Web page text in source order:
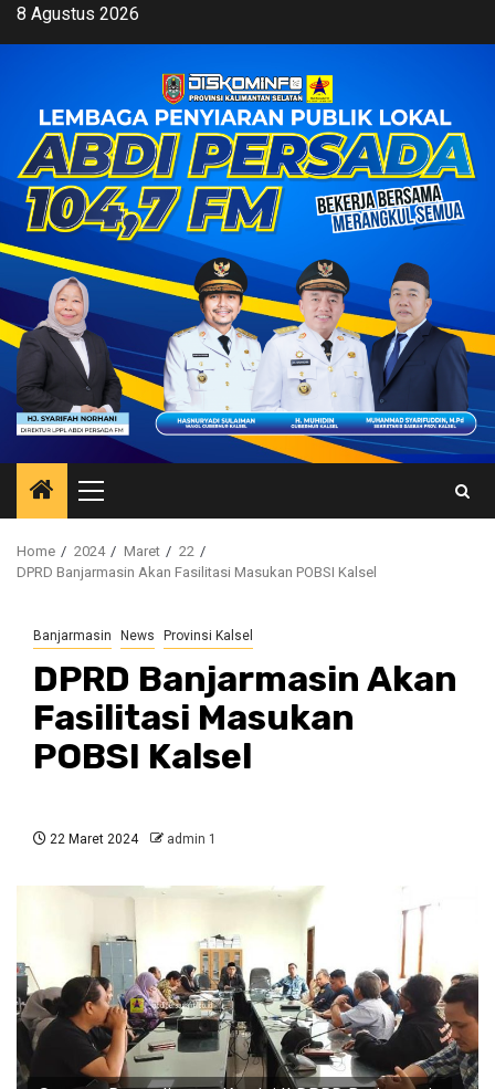
Skip8 Agustus 2026
Primary
Menu
Home 2024 Maret
22
DPRD Banjarmasin Akan Fasilitasi Masukan POBSI Kalsel
Banjarmasin News Provinsi Kalsel
DPRD Banjarmasin Akan
Fasilitasi Masukan
POBSI Kalsel
22 Maret 2024 admin 1